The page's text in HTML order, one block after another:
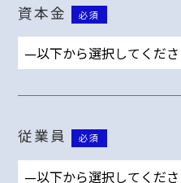
資本金 必須
従業員 必須